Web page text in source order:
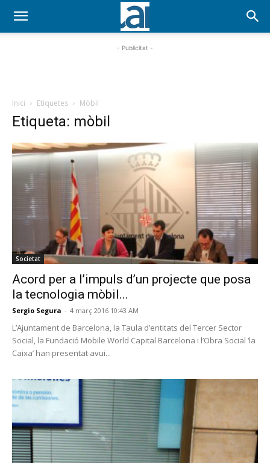
- Publicitat -
Inici Etiquetes Mòbil
Etiqueta: mòbil
Societat
Acord per a l’impuls d’un projecte que posa
la tecnologia mòbil...
Sergio Segura - 4 març 2016 10:43 AM
L’Ajuntament de Barcelona, la Taula d’entitats del Tercer Sector
Social, la Fundació Mobile World Capital Barcelona i l’Obra Social ‘la
Caixa’ han presentat avui...